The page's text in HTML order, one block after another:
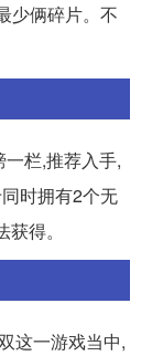
少俩碎片。不
栏,推荐入手,
时拥有2个无
得。
这一游戏当中,